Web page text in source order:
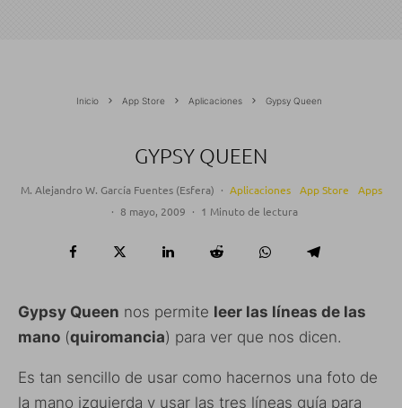
Inicio App Store Aplicaciones Gypsy Queen
GYPSY QUEEN
M. Alejandro W. García Fuentes (Esfera) · Aplicaciones App Store
Apps
· 8 mayo, 2009 · 1 Minuto de lectura
Gypsy Queen nos permite leer las líneas de las
mano (quiromancia) para ver que nos dicen.
Es tan sencillo de usar como hacernos una foto de
la mano izquierda y usar las tres líneas guía para